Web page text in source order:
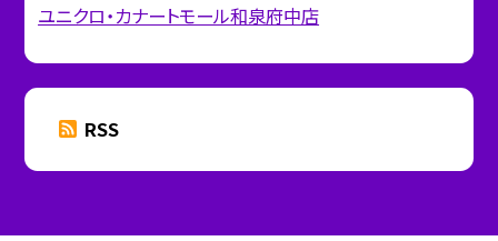
ユニクロ・カナートモール和泉府中店
RSS